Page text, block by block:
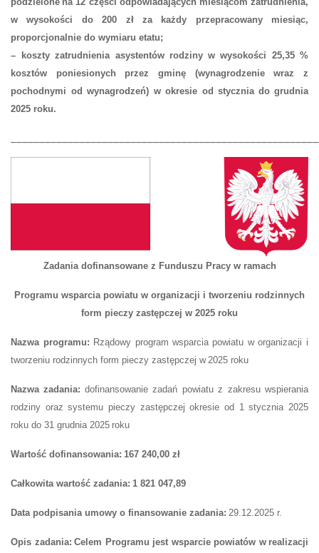
w wysokości do 200 zł za każdy przepracowany miesiąc,
proporcjonalnie do wymiaru etatu;
– koszty zatrudnienia asystentów rodziny w wysokości 25,35 %
kosztów poniesionych przez gminę (wynagrodzenie wraz z
pochodnymi od wynagrodzeń) w okresie od stycznia dogrudnia
2025 roku.
Zadania dofinansowane z Funduszu Pracy w ramach
Programu wsparcia powiatu w organizacji i tworzeniu rodzinnych
form pieczy zastępczej w 2025 roku
Nazwa programu: Rządowyprogram wsparcia powiatu w organizacji i
tworzeniu rodzinnych form pieczy zastępczej w 2025 roku
Nazwa zadania: dofinansowaniezadań powiatu z zakresu wspierania
rodziny oraz systemu pieczy zastępczejokresieod 1stycznia 2025
roku do 31 grudnia 2025 roku
Wartość dofinansowania: 167 240,00 zł
Całkowita wartość zadania: 1 821 047,89
Data podpisania umowy o finansowanie zadania: 29.12.2025 r.
Opis zadania: Celem Programu jest wsparcie powiatów w realizacji